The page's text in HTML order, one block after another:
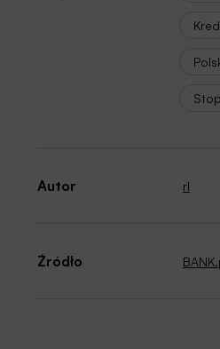
Autor rl
Źródło